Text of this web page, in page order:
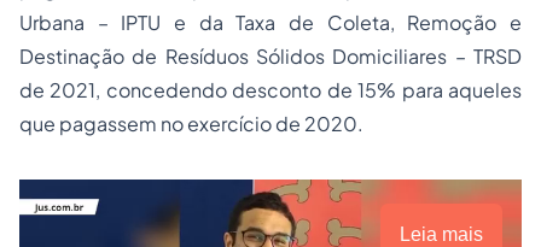
Urbana – IPTU e da Taxa de Coleta, Remoção e
Destinação de Resíduos Sólidos Domiciliares – TRSD
de 2021, concedendo desconto de 15% para aqueles
que pagassem no exercício de 2020.
Leia mais